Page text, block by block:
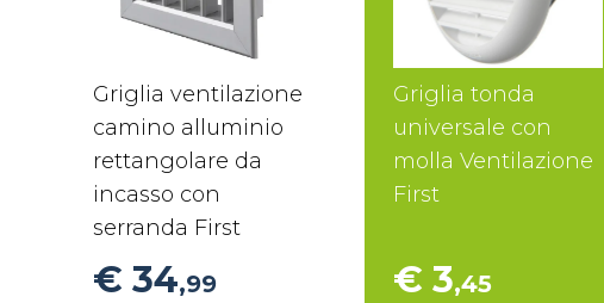
Griglia ventilazione
camino alluminio
rettangolare da
incasso con
serranda First
€ 34,99
Griglia tonda
universale con
molla Ventilazione
First
€ 3,45